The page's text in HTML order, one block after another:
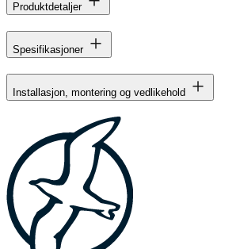
Produktdetaljer
Spesifikasjoner
Installasjon, montering og vedlikehold